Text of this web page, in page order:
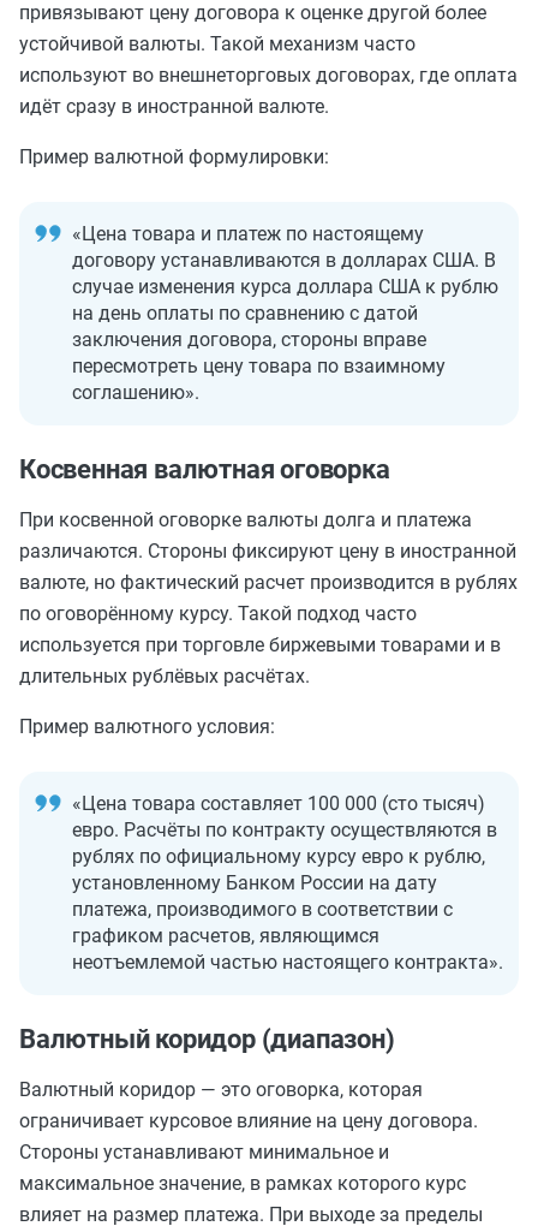
привязывают цену договора к оценке другой более
устойчивой валюты. Такой механизм часто
используют во внешнеторговых договорах, где оплата
идёт сразу в иностранной валюте.
Пример валютной формулировки:
«Цена товара и платеж по настоящему
договору устанавливаются в долларах США. В
случае изменения курса доллара США к рублю
на день оплаты по сравнению с датой
заключения договора, стороны вправе
пересмотреть цену товара по взаимному
соглашению».
Косвенная валютная оговорка
При косвенной оговорке валюты долга и платежа
различаются. Стороны фиксируют цену в иностранной
валюте, но фактический расчет производится в рублях
по оговорённому курсу. Такой подход часто
используется при торговле биржевыми товарами и в
длительных рублёвых расчётах.
Пример валютного условия:
«Цена товара составляет 100 000 (сто тысяч)
евро. Расчёты по контракту осуществляются в
рублях по официальному курсу евро к рублю,
установленному Банком России на дату
платежа, производимого в соответствии с
графиком расчетов, являющимся
неотъемлемой частью настоящего контракта».
Валютный коридор (диапазон)
Валютный коридор — это оговорка, которая
ограничивает курсовое влияние на цену договора.
Стороны устанавливают минимальное и
максимальное значение, в рамках которого курс
влияет на размер платежа. При выходе за пределы